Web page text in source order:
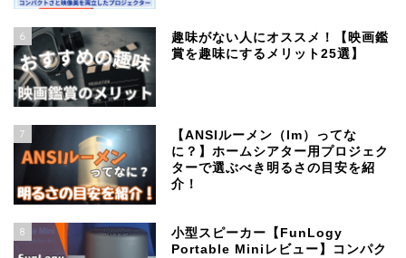
6
趣味がない人にオススメ！【映画鑑
賞を趣味にするメリット25選】
7
【ANSIルーメン（lm）ってな
に？】ホームシアター用プロジェク
ターで選ぶべき明るさの目安を紹
介！
8
小型スピーカー【FunLogy
Portable Miniレビュー】コンパク